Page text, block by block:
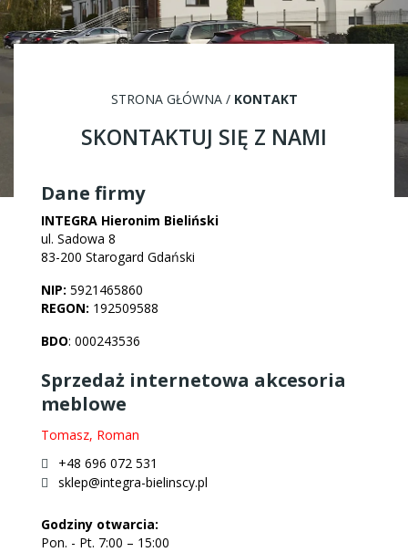
STRONA GŁÓWNA/ KONTAKT
SKONTAKTUJ SIĘ Z NAMI
Dane firmy
INTEGRA Hieronim Bieliński
ul. Sadowa 8
83-200 Starogard Gdański
NIP: 5921465860
REGON: 192509588
BDO: 000243536
Sprzedaż internetowa akcesoria
meblowe
Tomasz, Roman
+48 696 072 531
sklep@integra-bielinscy.pl
Godziny otwarcia:
Pon. - Pt. 7:00 – 15:00